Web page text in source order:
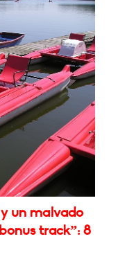
un malvado
track”: 8